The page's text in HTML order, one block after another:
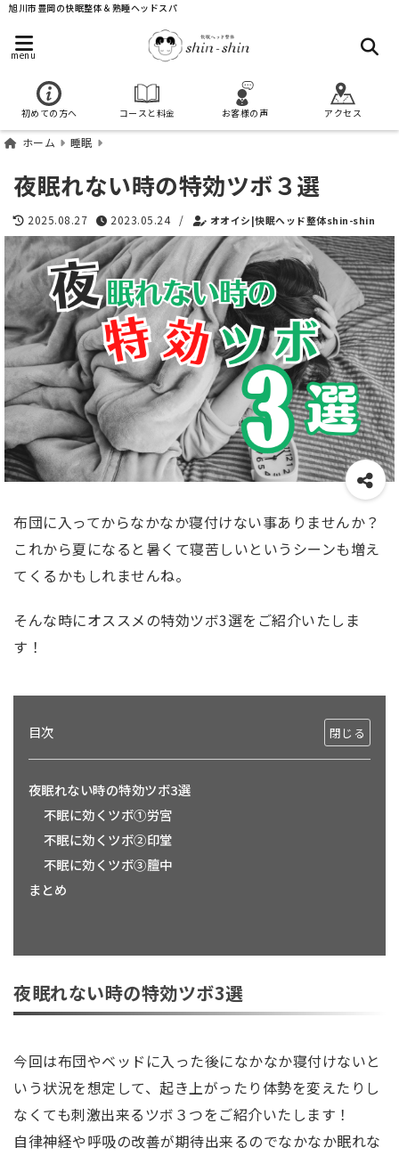
旭川市豊岡の快眠整体＆熟睡ヘッドスパ
menu
初めての方へ コースと料金 お客様の声 アクセス
ホーム 睡眠
夜眠れない時の特効ツボ３選
2025.08.27 2023.05.24 / オオイシ|快眠ヘッド整体shin-shin
布団に入ってからなかなか寝付けない事ありませんか？
これから夏になると暑くて寝苦しいというシーンも増え
てくるかもしれませんね。
そんな時にオススメの特効ツボ3選をご紹介いたしま
す！
目次
夜眠れない時の特効ツボ3選
不眠に効くツボ①労宮
不眠に効くツボ②印堂
不眠に効くツボ③膻中
まとめ
夜眠れない時の特効ツボ3選
今回は布団やベッドに入った後になかなか寝付けないと
いう状況を想定して、起き上がったり体勢を変えたりし
なくても刺激出来るツボ３つをご紹介いたします！
自律神経や呼吸の改善が期待出来るのでなかなか眠れな